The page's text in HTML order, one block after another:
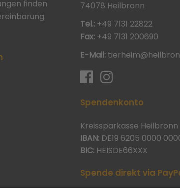
finden
74078 Heilbronn
Tel.: +49 7131 22822
Fax: +49 7131 200690
E-Mail:
Spendenkonto
Kreissparkasse Heilbronn
IBAN: DE19 6205 0000
BIC: HEISDE66XXX
Spende direkt via